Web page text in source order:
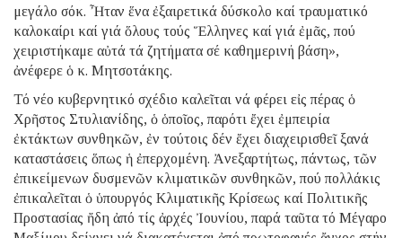
μεγάλο σόκ. Ἦταν ἕνα ἐξαιρετικά δύσκολο καί τραυματικό
καλοκαίρι καί γιά ὅλους τούς Ἕλληνες καί γιά ἐμᾶς, πού
χειριστήκαμε αὐτά τά ζητήματα σέ καθημερινή βάση»,
ἀνέφερε ὁ κ. Μητσοτάκης.
Τό νέο κυβερνητικό σχέδιο καλεῖται νά φέρει εἰς πέρας ὁ
Χρῆστος Στυλιανίδης, ὁ ὁποῖος, παρότι ἔχει ἐμπειρία
ἐκτάκτων συνθηκῶν, ἐν τούτοις δέν ἔχει διαχειρισθεῖ ξανά
καταστάσεις ὅπως ἡ ἐπερχομένη. Ἀνεξαρτήτως, πάντως, τῶν
ἐπικείμενων δυσμενῶν κλιματικῶν συνθηκῶν, πού πολλάκις
ἐπικαλεῖται ὁ ὑπουργός Κλιματικῆς Κρίσεως καί Πολιτικῆς
Προστασίας ἤδη ἀπό τίς ἀρχές Ἰουνίου, παρά ταῦτα τό Μέγαρο